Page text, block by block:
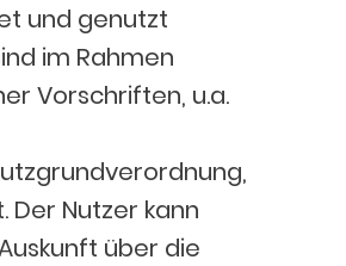
und genutzt
im Rahmen
Vorschriften, u.a.
Der Nutzer kann
über die